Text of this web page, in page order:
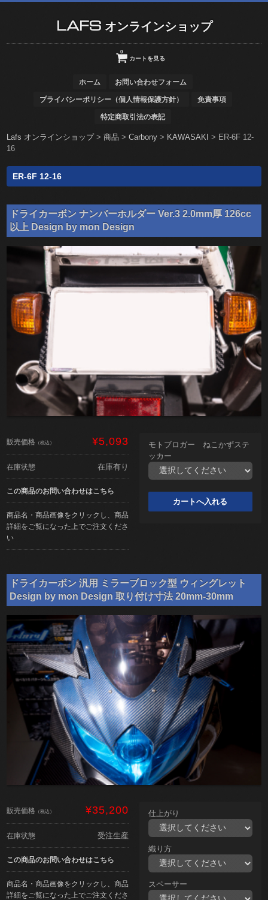
LAFS オンラインショップ
カートを見る
0
ホーム お問い合わせフォーム
プライバシーポリシー（個人情報保護方針） 免責事項
特定商取引法の表記
Lafs オンラインショップ>商品 >Carbony > KAWASAKI > ER-6F 12-
16
ER-6F 12-16
ドライカーボン ナンバーホルダー Ver.3 2.0mm厚 126cc
以上 Design by mon Design
販売価格 （税込） ¥5,093
在庫状態 在庫有り
この商品のお問い合わせはこちら
商品名・商品画像をクリックし、商品
詳細をご覧になった上でご注文くださ
い
モトブロガー ねこかずステ
ッカー
ドライカーボン 汎用 ミラーブロック型 ウィングレット
Design by mon Design 取り付け寸法 20mm-30mm
販売価格 （税込） ¥35,200
在庫状態 受注生産
この商品のお問い合わせはこちら
商品名・商品画像をクリックし、商品
詳細をご覧になった上でご注文くださ
仕上がり
織り方
スペーサー